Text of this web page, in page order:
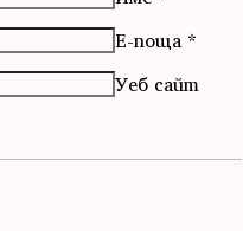
Е-поща *
Уеб сайт